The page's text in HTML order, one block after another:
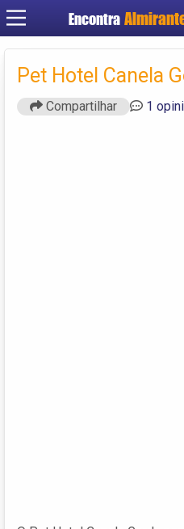
Encontra
Pet Hotel Canela
Compartilhar 1